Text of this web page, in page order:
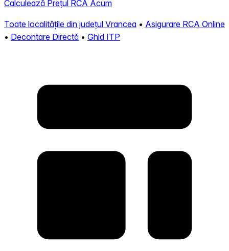
Calculează Prețul RCA Acum
Toate localitățile din județul Vrancea • Asigurare RCA Online
• Decontare Directă • Ghid ITP